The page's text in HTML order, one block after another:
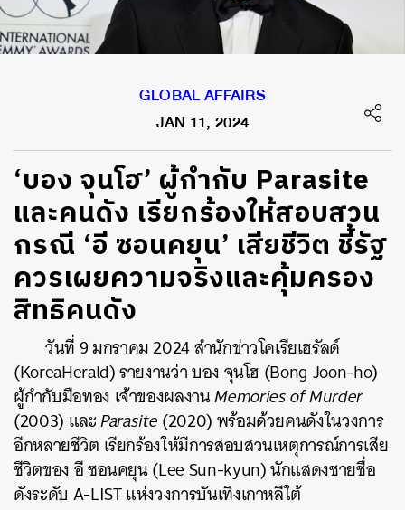
GLOBAL AFFAIRS
JAN 11, 2024
‘บอง จุนโฮ’ ผู้กำกับ Parasite
และคนดัง เรียกร้องให้สอบสวน
กรณี ‘อี ซอนคยุน’ เสียชีวิต ชี้รัฐ
ควรเผยความจริงและคุ้มครอง
สิทธิคนดัง
วันที่ 9 มกราคม 2024 สำนักข่าวโคเรียเฮรัลด์
(KoreaHerald) รายงานว่า บอง จุนโฮ (Bong Joon-ho)
ผู้กำกับมือทอง เจ้าของผลงานMemories of Murder
(2003) และParasite(2020) พร้อมด้วยคนดังในวงการ
อีกหลายชีวิต เรียกร้องให้มีการสอบสวนเหตุการณ์การเสีย
ชีวิตของ อี ซอนคยุน (Lee Sun-kyun) นักแสดงชายชื่อ
ดังระดับ A-LIST แห่งวงการบันเทิงเกาหลีใต้